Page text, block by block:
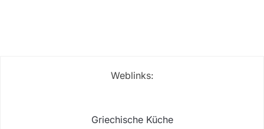
Weblinks:
Griechische Küche